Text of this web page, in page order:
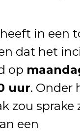
in een
dat het
op
uur. Onder
zou sprake
een